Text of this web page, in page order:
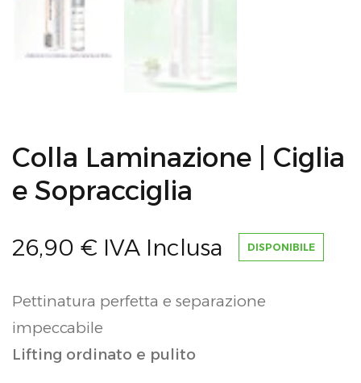
Colla Laminazione | Ciglia
e Sopracciglia
26,90 € IVA Inclusa DISPONIBILE
Pettinatura perfetta e separazione
impeccabile
Lifting ordinato e pulito